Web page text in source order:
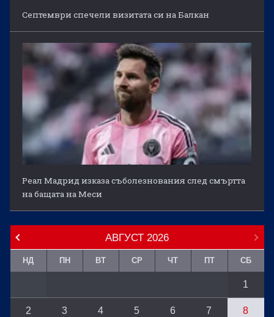
Септември спечели визитата си на Балкан
Реал Мадрид изказа съболезнования след смъртта
на бащата на Меси
АВГУСТ 2026
НД ПН ВТ СР ЧТ ПТ СБ
1
2 3 4 5 6 7 8